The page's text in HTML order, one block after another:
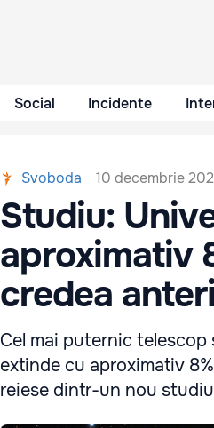
Social Incidente
Svoboda 10 decembrie
Studiu:
aproximativ
credea
Cel mai puternic telescop
extinde cu aproximativ
reiese dintr-un nou